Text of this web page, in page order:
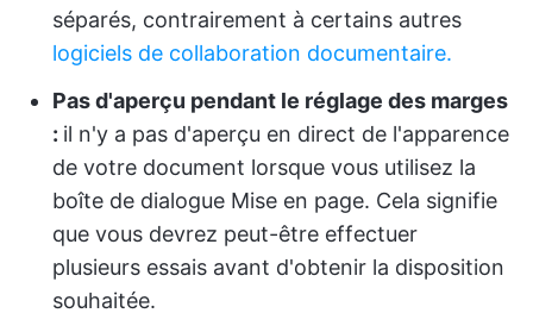
séparés, contrairement à certains autres
logiciels de collaboration documentaire.
Pas d'aperçu pendant le réglage des marges
: il n'y a pas d'aperçu en direct de l'apparence
de votre document lorsque vous utilisez la
boîte de dialogue Mise en page. Cela signifie
que vous devrez peut-être effectuer
plusieurs essais avant d'obtenir la disposition
souhaitée.